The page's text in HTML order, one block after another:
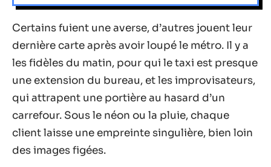
Certains fuient une averse, d’autres jouent leur
dernière carte après avoir loupé le métro. Il y a
les fidèles du matin, pour qui le taxi est presque
une extension du bureau, et les improvisateurs,
qui attrapent une portière au hasard d’un
carrefour. Sous le néon ou la pluie, chaque
client laisse une empreinte singulière, bien loin
des images figées.